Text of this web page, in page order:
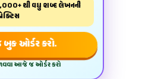
થી વધુ શબ્દ લેખનની
ઓર્ડર કરો.
આજે જ ઓર્ડર કરો